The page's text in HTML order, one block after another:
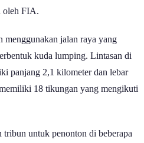
oleh FIA.
menggunakan jalan raya yang
kuda lumping. Lintasan di
panjang 2,1 kilometer dan lebar
18 tikungan yang mengikuti
tribun untuk penonton di beberapa